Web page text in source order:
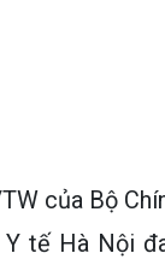
của Bộ
Y tế Hà Nội